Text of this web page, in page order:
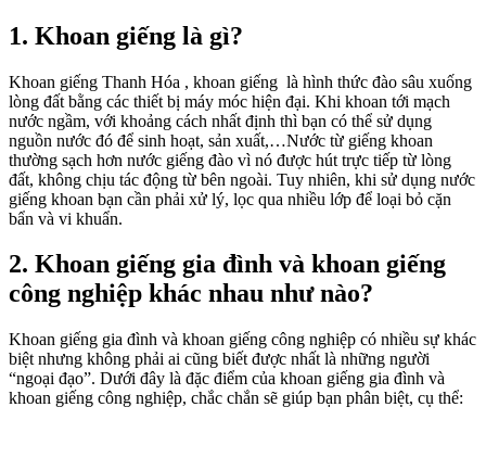
1. Khoan giếng là gì?
Khoan giếng Thanh Hóa , khoan giếng là hình thức đào sâu xuống
lòng đất bằng các thiết bị máy móc hiện đại. Khi khoan tới mạch
nước ngầm, với khoảng cách nhất định thì bạn có thể sử dụng
nguồn nước đó để sinh hoạt, sản xuất,…Nước từ giếng khoan
thường sạch hơn nước giếng đào vì nó được hút trực tiếp từ lòng
đất, không chịu tác động từ bên ngoài. Tuy nhiên, khi sử dụng nước
giếng khoan bạn cần phải xử lý, lọc qua nhiều lớp để loại bỏ cặn
bẩn và vi khuẩn.
2. Khoan giếng gia đình và khoan giếng
công nghiệp khác nhau như nào?
Khoan giếng gia đình và khoan giếng công nghiệp có nhiều sự khác
biệt nhưng không phải ai cũng biết được nhất là những người
“ngoại đạo”. Dưới đây là đặc điểm của khoan giếng gia đình và
khoan giếng công nghiệp, chắc chắn sẽ giúp bạn phân biệt, cụ thể: